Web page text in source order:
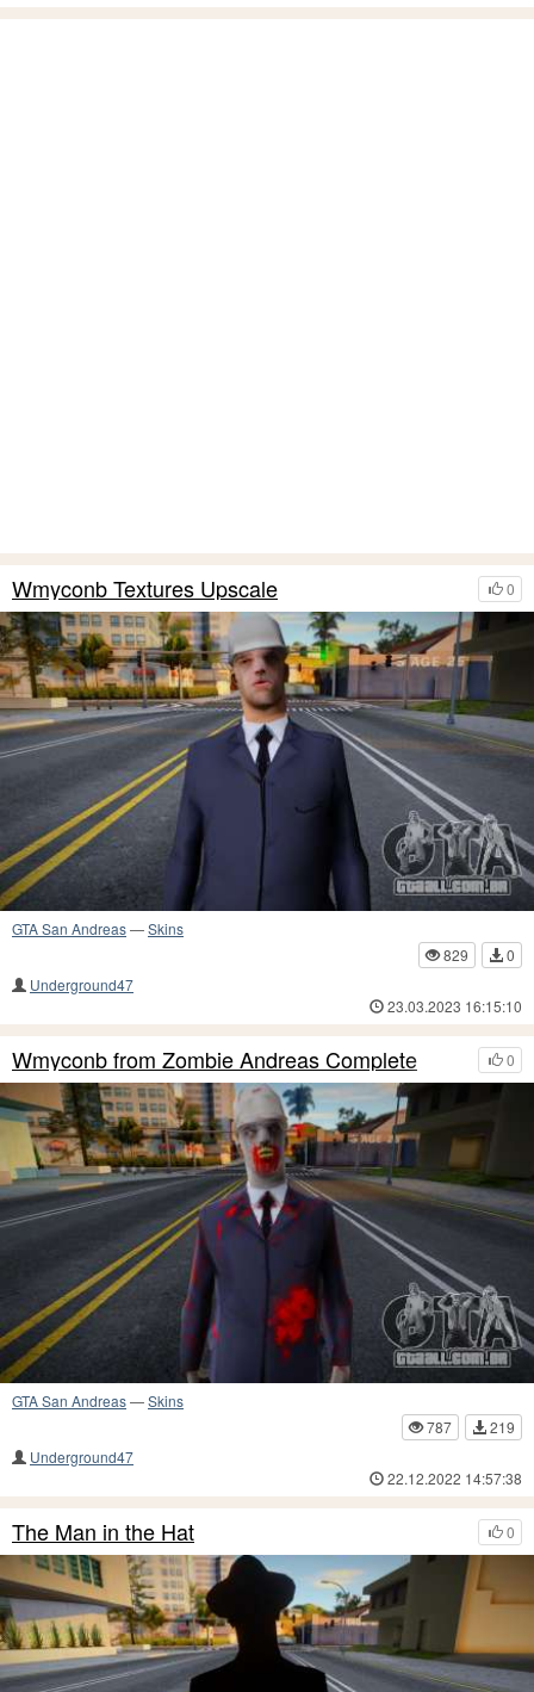
0
Wmyconb Textures Upscale
GTA San Andreas—Skins
829
0
Underground47
23.03.2023 16:15:10
0
Wmyconb from Zombie Andreas Complete
GTA San Andreas—Skins
787
219
Underground47
22.12.2022 14:57:38
0
The Man in the Hat